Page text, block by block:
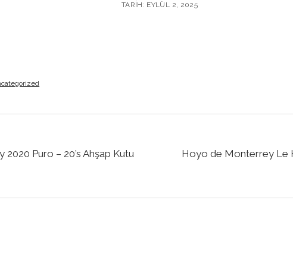
TARIH: EYLÜL 2, 2025
Puro – 20’s Ahşap Kutu
Hoyo de Monterrey Le